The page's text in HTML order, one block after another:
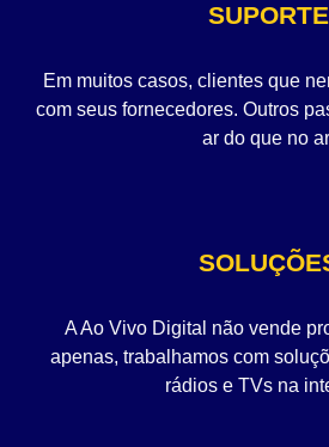
SUPORTE
Em muitos casos, clientes que
com seus fornecedores. Outros
ar do que no
A Ao Vivo Digital não vende
apenas, trabalhamos com
rádios e TVs na